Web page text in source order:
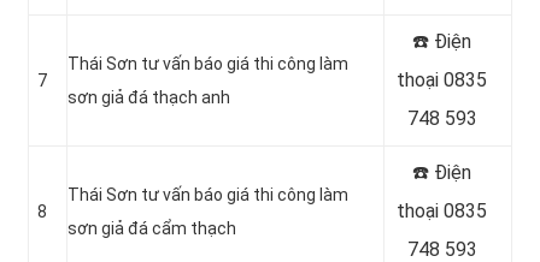
7
Thái Sơn tư vấn báo giá thi công làm
sơn giả đá thạch anh
☎️ Điện
thoại 0835
748 593
8
Thái Sơn tư vấn báo giá thi công làm
sơn giả đá cẩm thạch
☎️ Điện
thoại 0835
748 593